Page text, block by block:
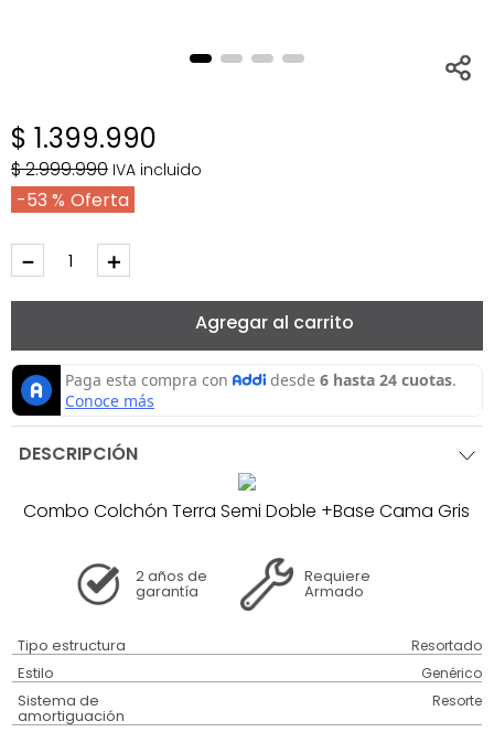
$ 1.399.990
$2.999.990 IVA incluido
53 %
＋
－
Agregar al carrito
DESCRIPCIÓN
Combo Colchón Terra Semi Doble +Base Cama Gris
2 años de
garantía
Requiere
Armado
Tipo estructura Resortado
Estilo Genérico
Sistema de
amortiguación
Resorte